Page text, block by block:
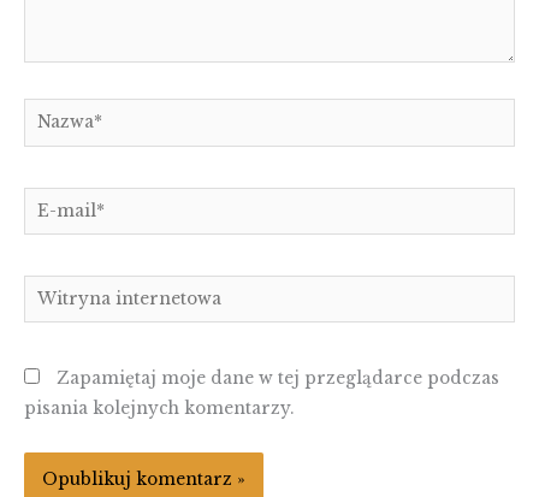
Nazwa*
E-
mail*
Witryna
internetowa
Zapamiętaj moje dane w tej przeglądarce podczas
pisania kolejnych komentarzy.